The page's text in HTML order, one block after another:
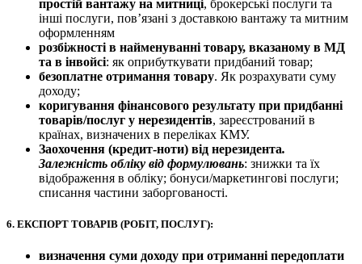
простій вантажу на митниці, брокерські послуги та
інші послуги, пов’язані з доставкою вантажу та митним
оформленням
розбіжності в найменуванні товару, вказаному в МД
та в інвойсі: як оприбуткувати придбаний товар;
безоплатне отримання товару. Як розрахувати суму
доходу;
коригування фінансового результату при придбанні
товарів/послуг у нерезидентів, зареєстрований в
країнах, визначених в переліках КМУ.
Заохочення (кредит-ноти) від нерезидента.
Залежність обліку від формулювань: знижки та їх
відображення в обліку; бонуси/маркетингові послуги;
списання частини заборгованості.
6. ЕКСПОРТ ТОВАРІВ (РОБІТ, ПОСЛУГ):
визначення суми доходу при отриманні передоплати